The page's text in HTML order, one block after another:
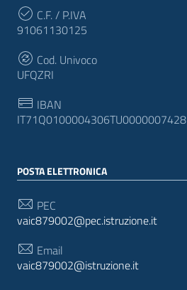
C.F. / P.IVA
91061130125
Cod. Univoco
UFQZRI
IBAN
IT71Q0100004306TU0000007428
POSTA ELETTRONICA
PEC
vaic879002@pec.istruzione.it
Email
vaic879002@istruzione.it